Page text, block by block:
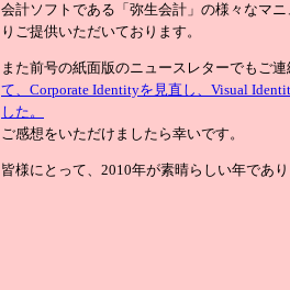
会計ソフトである「弥生会計」の様々なマ
りご提供いただいております。
また前号の紙面版のニュースレターでもご
て、Corporate Identityを見直し、Visual
した。
ご感想をいただけましたら幸いです。
皆様にとって、2010年が素晴らしい年であ